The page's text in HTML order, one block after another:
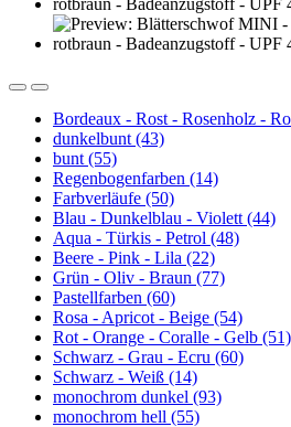
Bordeaux - Rost - Rosenholz -
dunkelbunt (43)
bunt (55)
Regenbogenfarben (14)
Farbverläufe (50)
Blau - Dunkelblau - Violett (44)
Aqua - Türkis - Petrol (48)
Beere - Pink - Lila (22)
Grün - Oliv - Braun (77)
Pastellfarben (60)
Rosa - Apricot - Beige (54)
Rot - Orange - Coralle - Gelb (51)
Schwarz - Grau - Ecru (60)
Schwarz - Weiß (14)
monochrom dunkel (93)
monochrom hell (55)